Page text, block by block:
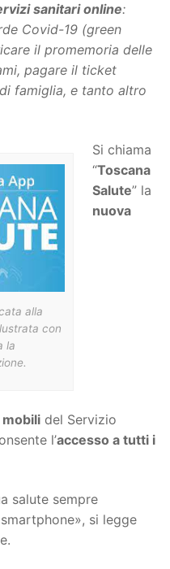
sanitari online:
Covid-19 (green
il promemoria delle
pagare il ticket
famiglia, e tanto altro
alla
con
la
Si chiama
“Toscana
Salute” la
nuova
del Servizio
l’accesso a tutti i
salute sempre
si legge